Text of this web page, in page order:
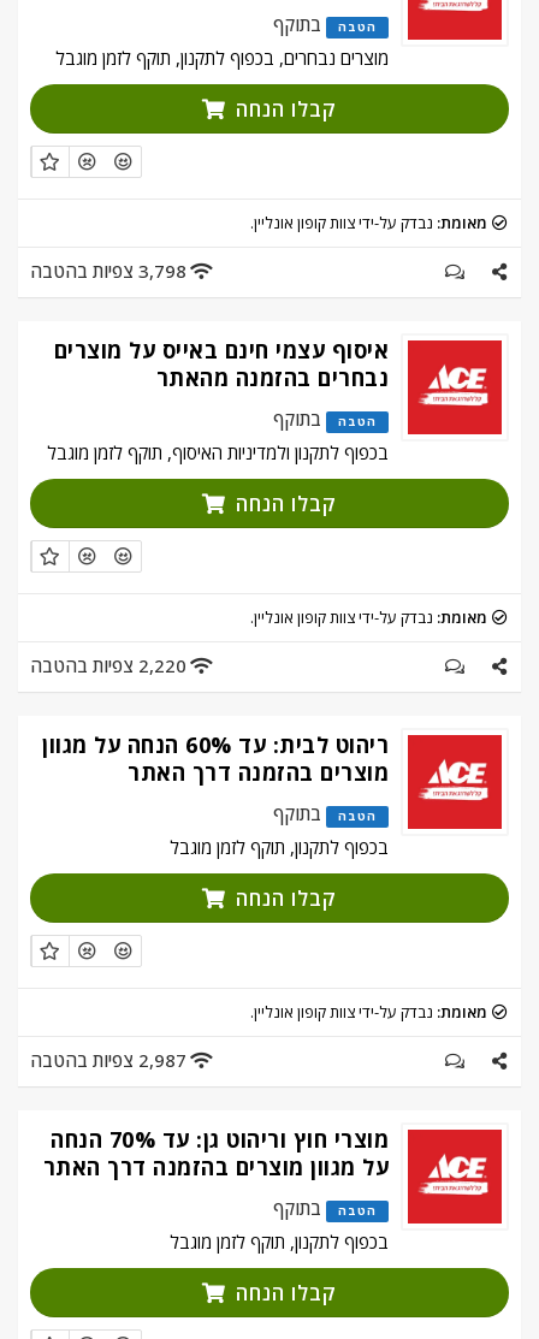
הטבה
בתוקף
מוצרים נבחרים, בכפוף לתקנון, תוקף לזמן מוגבל
קבלו הנחה
מאומת: נבדק על-ידי צוות קופון אונליין.
3,798 צפיות בהטבה
איסוף עצמי חינם באייס על מוצרים
נבחרים בהזמנה מהאתר
הטבה
בתוקף
בכפוף לתקנון ולמדיניות האיסוף, תוקף לזמן מוגבל
קבלו הנחה
מאומת: נבדק על-ידי צוות קופון אונליין.
2,220 צפיות בהטבה
ריהוט לבית: עד 60% הנחה על מגוון
מוצרים בהזמנה דרך האתר
הטבה
בתוקף
בכפוף לתקנון, תוקף לזמן מוגבל
קבלו הנחה
מאומת: נבדק על-ידי צוות קופון אונליין.
2,987 צפיות בהטבה
מוצרי חוץ וריהוט גן: עד 70% הנחה
על מגוון מוצרים בהזמנה דרך האתר
הטבה
בתוקף
בכפוף לתקנון, תוקף לזמן מוגבל
קבלו הנחה